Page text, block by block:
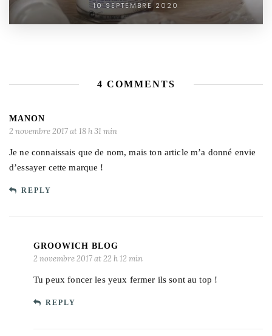
10 SEPTEMBRE 2020
4 COMMENTS
MANON
2 novembre 2017 at 18 h 31 min
Je ne connaissais que de nom, mais ton article m’a donné envie
d’essayer cette marque !
REPLY
GROOWICH BLOG
2 novembre 2017 at 22 h 12 min
Tu peux foncer les yeux fermer ils sont au top !
REPLY